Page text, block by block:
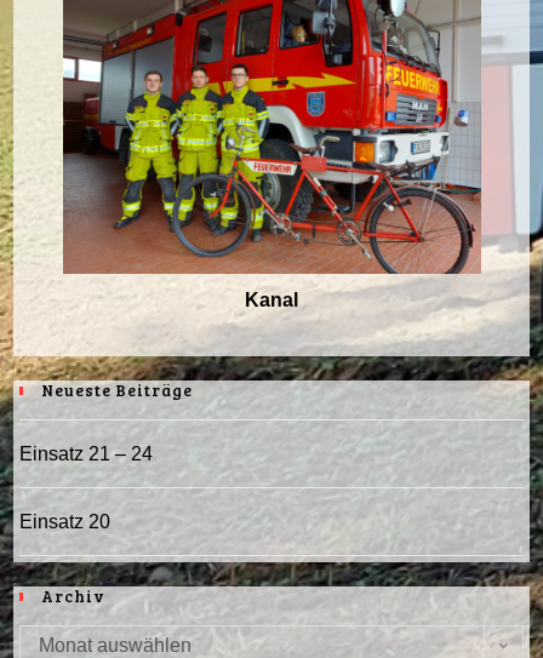
Kanal
Neueste Beiträge
Einsatz 21 – 24
Einsatz 20
Archiv
Archiv
Monat auswählen